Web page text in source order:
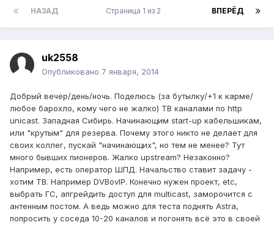
НАЗАД ВПЕРЁД
Страница 1 из 2
uk2558
Опубликовано 7 января, 2014
Добрый вечер/день/ночь. Поделюсь (за бутылку/+1 к карме/
любое барохло, кому чего не жалко) ТВ каналами по http
unicast. Западная Сибирь. Начинающим start-up кабельшикам,
или "крутым" для резерва. Почему этого никто не делает для
своих коллег, пускай "начинающих", но тем не менее? Тут
много бывших пионеров. Жалко upstream? Незаконно?
Например, есть оператор ШПД. Начальство ставит задачу -
хотим ТВ. Например DVBovIP. Конечно нужен проект, etc,
выбрать ГС, апгрейдить доступ для multicast, заморочится с
антенным постом. А ведь можно для теста поднять Astra,
попросить у соседа 10-20 каналов и погонять всё это в своей